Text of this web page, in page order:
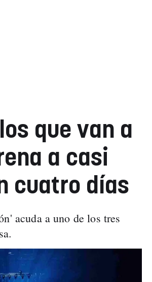
que van a
a casi
cuatro días
acuda a uno de los tres